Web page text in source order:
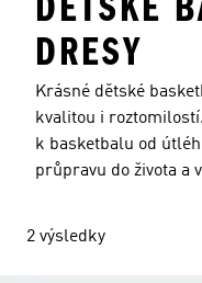
DRESY
Krásné dětské
kvalitou i
k basketbalu od
průpravu do života a
2 výsledky